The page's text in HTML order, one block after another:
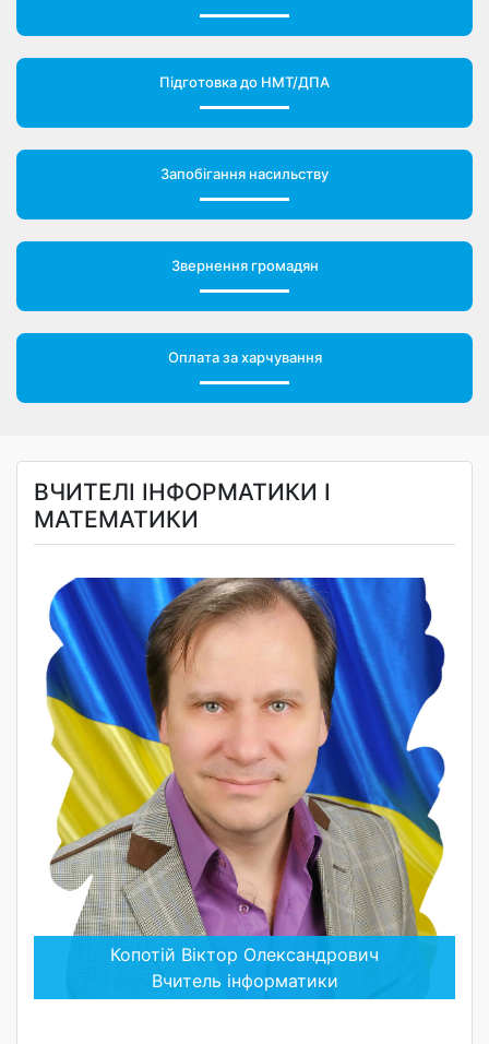
Підготовка до НМТ/ДПА
Запобігання насильству
Звернення громадян
Оплата за харчування
ВЧИТЕЛІ ІНФОРМАТИКИ І
МАТЕМАТИКИ
Копотій Віктор Олександрович
Вчитель інформатики